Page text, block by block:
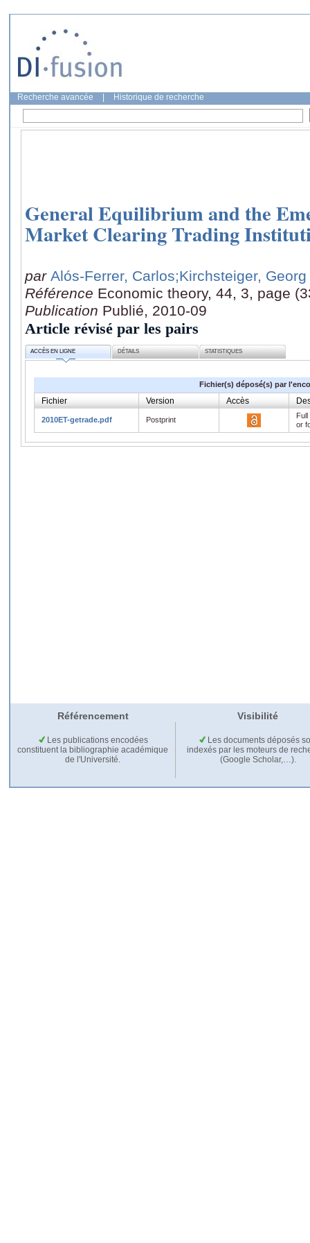
Recherche avancée Historique de recherche
General Equilibrium and the
Market Clearing Trading
par Alós-Ferrer, Carlos;Kirchsteiger, Georg
Référence Economic theory, 44, 3, page
Publication Publié, 2010-09
Article révisé par les pairs
ACCÈS EN LIGNE DÉTAILS STATISTIQUES
Fichier(s) déposé(s) par
Fichier Version Accès
2010ET-getrade.pdf Postprint
or
Référencement Visibilité
Les publications encodées
constituent la bibliographie académique
de l'Université.
Les documents déposés
indexés par les moteurs de
(Google Scholar,…).